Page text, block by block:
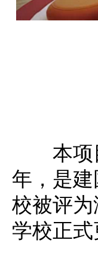
本项
年，是
校被评
学校正